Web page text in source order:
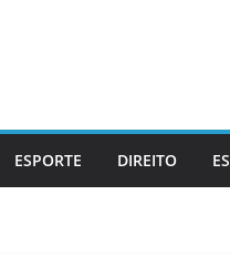
ESPORTE DIREITO